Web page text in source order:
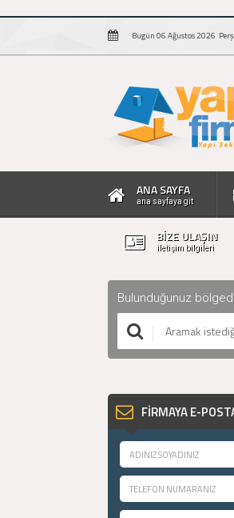
Bugün 06 Ağustos 2026
ANA SAYFA
ana sayfaya git
BİZE ULAŞIN
iletişim bilgileri
Bulunduğunuz
FİRMAYA E-